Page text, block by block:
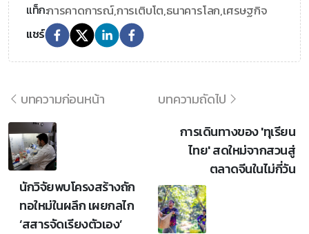
แท็ก:การคาดการณ์,การเติบโต,ธนาคารโลก,เศรษฐกิจ
แชร์
บทความก่อนหน้า
นักวิจัยพบโครงสร้างถัก
ทอใหม่ในผลึก เผยกลไก
‘สสารจัดเรียงตัวเอง’
บทความถัดไป
การเดินทางของ 'ทุเรียน
ไทย' สดใหม่จากสวนสู่
ตลาดจีนในไม่กี่วัน